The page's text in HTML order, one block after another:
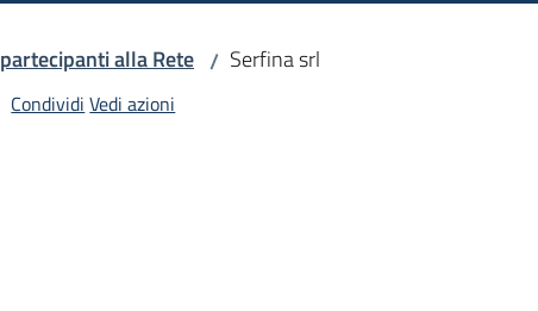
alla Rete / Serfina srl
Condividi Vedi azioni